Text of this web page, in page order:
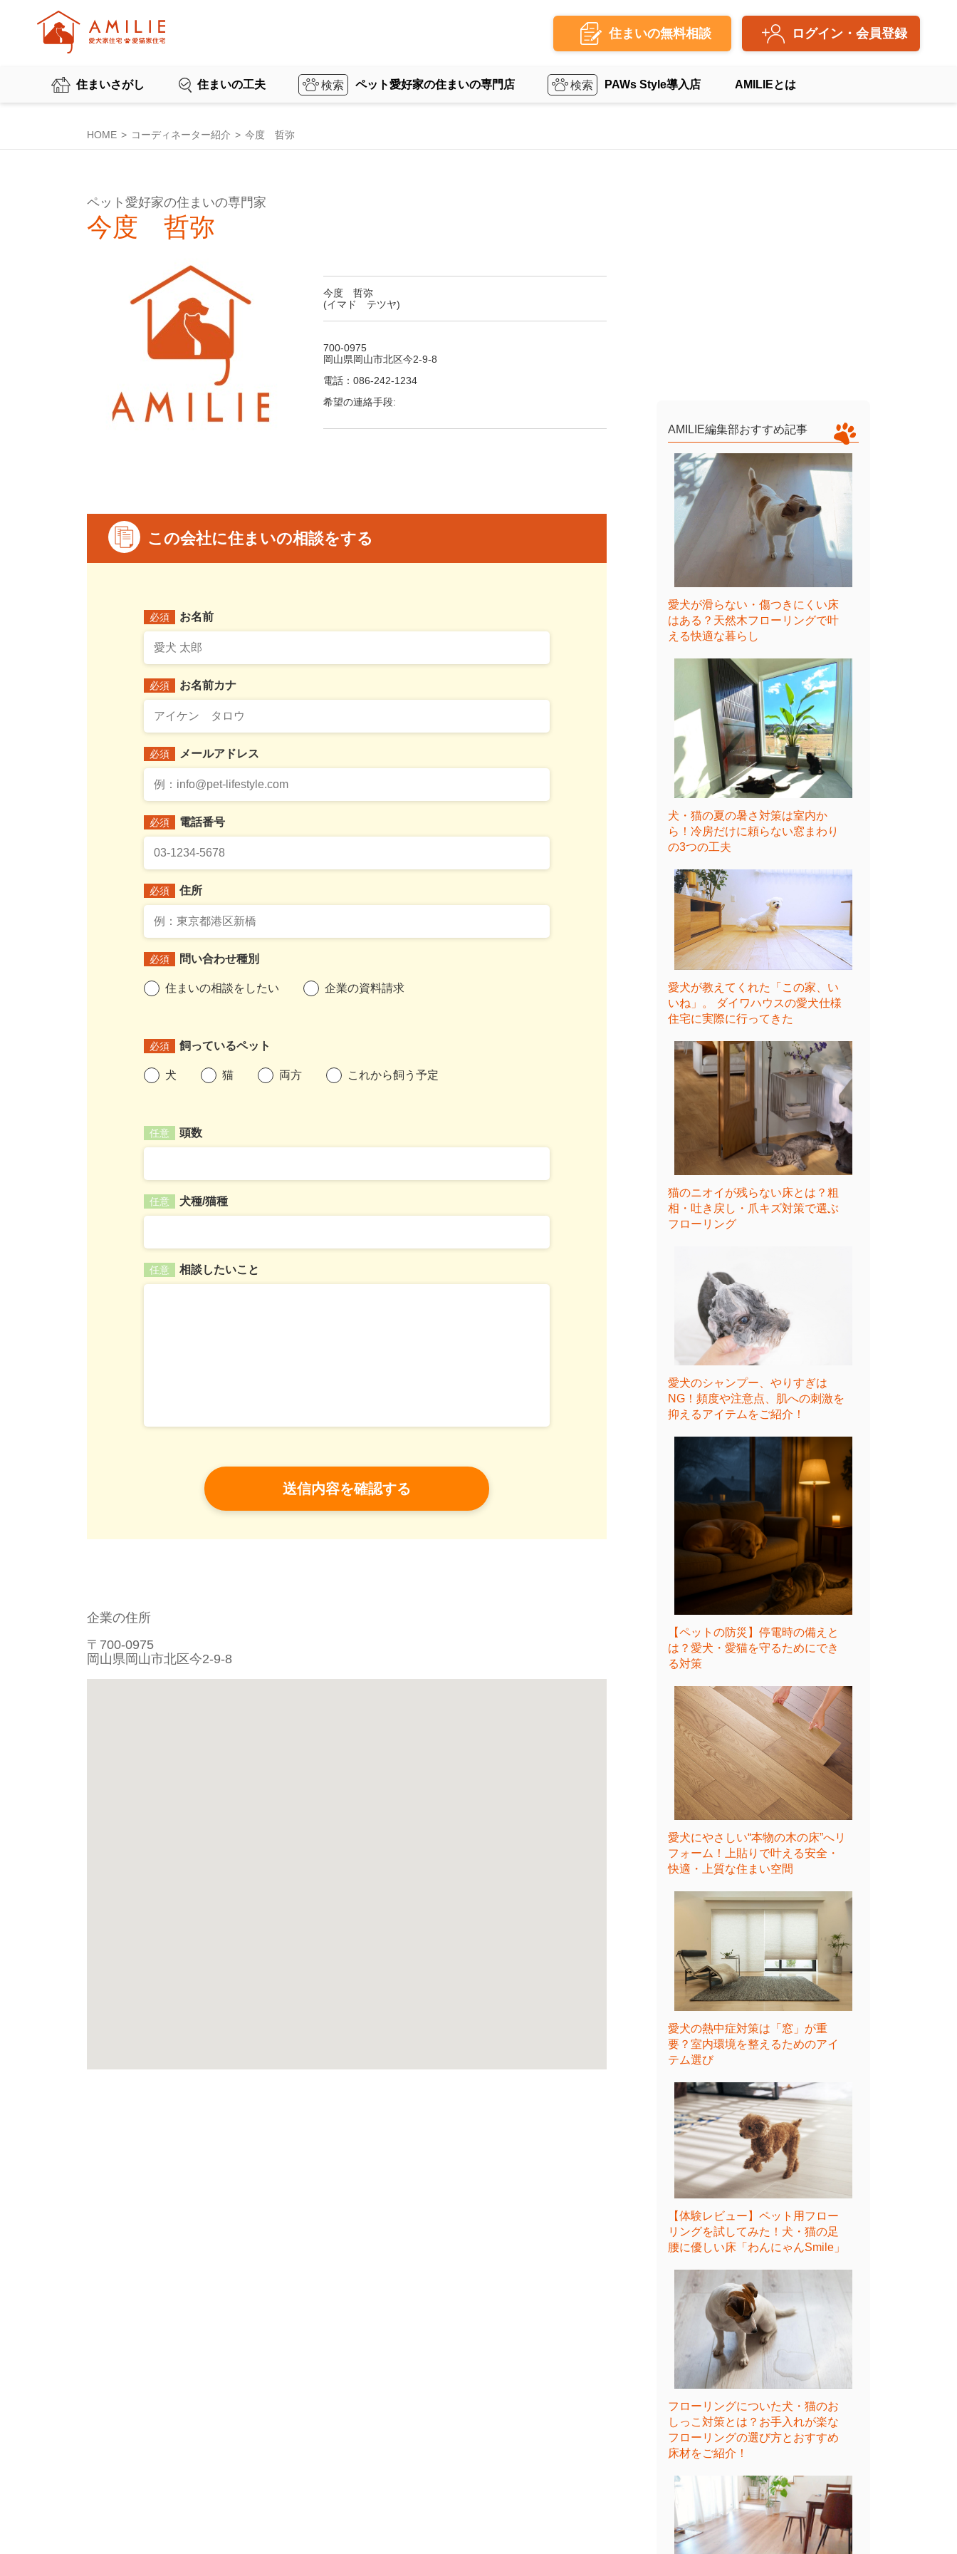
住まいの無料相談 ログイン・会員登録
住まいさがし 住まいの工夫 ペット愛好家の住まいの専門店 PAWs Style導入店 AMILIEとは
HOME コーディネーター紹介 今度 哲弥
ペット愛好家の住まいの専門家
今度 哲弥
今度 哲弥
(イマド テツヤ)
700-0975
岡山県岡山市北区今2-9-8
電話：086-242-1234
希望の連絡手段:
この会社に住まいの相談をする
必須 お名前
必須 お名前カナ
必須 メールアドレス
必須 電話番号
必須 住所
必須 問い合わせ種別
住まいの相談をしたい 企業の資料請求
必須 飼っているペット
犬 猫 両方 これから飼う予定
任意 頭数
任意 犬種/猫種
任意 相談したいこと
企業の住所
〒700-0975
岡山県岡山市北区今2-9-8
AMILIE編集部おすすめ記事
愛犬が滑らない・傷つきにくい床
はある？天然木フローリングで叶
える快適な暮らし
犬・猫の夏の暑さ対策は室内か
ら！冷房だけに頼らない窓まわり
の3つの工夫
愛犬が教えてくれた「この家、い
いね」。 ダイワハウスの愛犬仕様
住宅に実際に行ってきた
猫のニオイが残らない床とは？粗
相・吐き戻し・爪キズ対策で選ぶ
フローリング
愛犬のシャンプー、やりすぎは
NG！頻度や注意点、肌への刺激を
抑えるアイテムをご紹介！
【ペットの防災】停電時の備えと
は？愛犬・愛猫を守るためにでき
る対策
愛犬にやさしい“本物の木の床”へリ
フォーム！上貼りで叶える安全・
快適・上質な住まい空間
愛犬の熱中症対策は「窓」が重
要？室内環境を整えるためのアイ
テム選び
【体験レビュー】ペット用フロー
リングを試してみた！犬・猫の足
腰に優しい床「わんにゃんSmile」
フローリングについた犬・猫のお
しっこ対策とは？お手入れが楽な
フローリングの選び方とおすすめ
床材をご紹介！